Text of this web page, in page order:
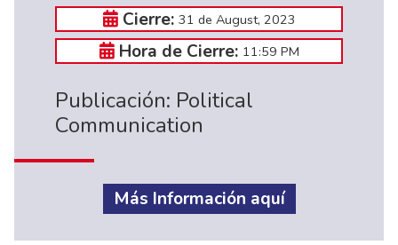
Cierre: 31 de August, 2023
Hora de Cierre: 11:59 PM
Publicación: Political
Communication
Más Información aquí